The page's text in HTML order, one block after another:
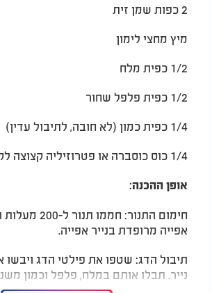
2 כפות שמן זית
מיץ מחצי לימון
1/2 כפית מלח
1/2 כפית פלפל שחור
1/4 כפית כמון (לא חובה, לתיבול עדין)
1/4 כוס כוסברה או פטרוזיליה קצוצה לקישוט
אופן ההכנה:
חימום התנור:
אפייה מרופדת בנייר אפייה.
תיבול הדג: שטפו את פילטי הדג
נייר. תבלו אותם במלח, פלפל וכמון